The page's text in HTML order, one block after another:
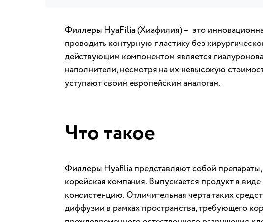
Филлеры HyaFilia (Хиафилия) – это
проводить контурную пластику без
действующим компонентом является
наполнители, несмотря на их невысокую
уступают своим европейским аналогам.
Что такое
Филлеры Hyafilia представляют собой
корейская компания. Выпускается продукт в
консистенцию. Отличительная черта таких
диффузии в рамках пространства, требующего